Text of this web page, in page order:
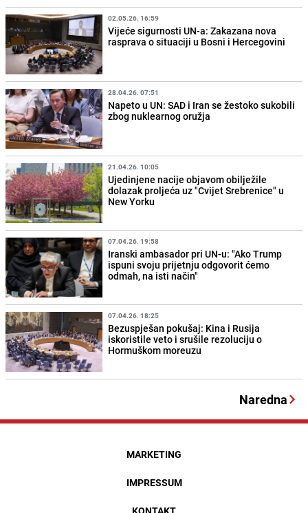
02.05.26. 16:59
Vijeće sigurnosti UN-a: Zakazana nova
rasprava o situaciji u Bosni i Hercegovini
28.04.26. 07:51
Napeto u UN: SAD i Iran se žestoko sukobili
zbog nuklearnog oružja
21.04.26. 10:05
Ujedinjene nacije objavom obilježile
dolazak proljeća uz "Cvijet Srebrenice" u
New Yorku
07.04.26. 19:58
Iranski ambasador pri UN-u: "Ako Trump
ispuni svoju prijetnju odgovorit ćemo
odmah, na isti način"
07.04.26. 18:25
Bezuspješan pokušaj: Kina i Rusija
iskoristile veto i srušile rezoluciju o
Hormuškom moreuzu
Naredna
MARKETING
IMPRESSUM